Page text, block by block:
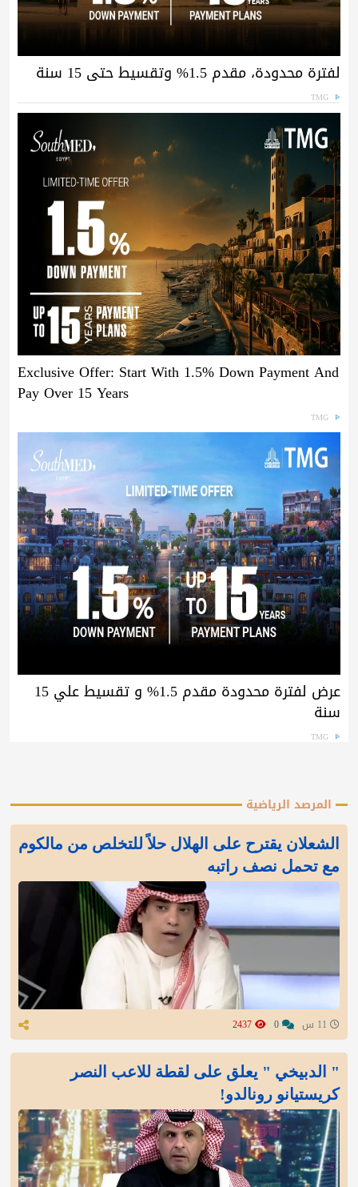
لفترة محدودة، مقدم 1.5% وتقسيط حتى 15 سنة
TMG
Exclusive Offer: Start With 1.5% Down Payment And
Pay Over 15 Years
TMG
عرض لفترة محدودة مقدم 1.5% و تقسيط علي 15
سنة
TMG
المرصد الرياضية
الشعلان يقترح على الهلال حلاً للتخلص من مالكوم
مع تحمل نصف راتبه
" الدبيخي " يعلق على لقطة للاعب النصر
كريستيانو رونالدو!